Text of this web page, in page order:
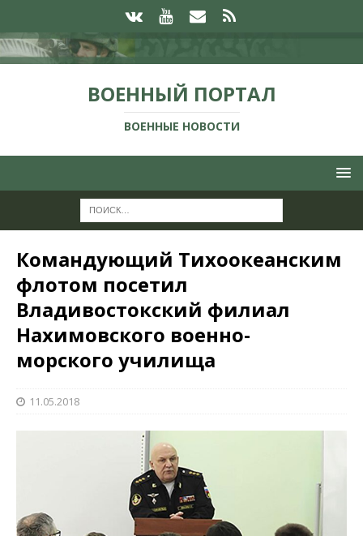
ВОЕННЫЙ ПОРТАЛ
ВОЕННЫЕ НОВОСТИ
Командующий Тихоокеанским
флотом посетил
Владивостокский филиал
Нахимовского военно-
морского училища
11.05.2018